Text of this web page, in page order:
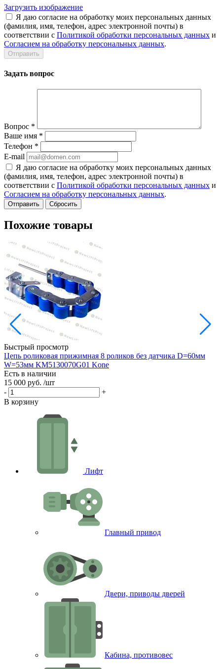
Загрузить изображение
Я даю согласие на обработку моих персональных данных
(фамилия, имя, телефон, адрес электронной почты) в
соответствии с Политикой обработки персональных данных и
Согласием на обработку персональных данных.
Задать вопрос
Вопрос *
Ваше имя *
Телефон *
E-mail
Я даю согласие на обработку моих персональных данных
(фамилия, имя, телефон, адрес электронной почты) в
соответствии с Политикой обработки персональных данных и
Согласием на обработку персональных данных.
Сбросить
Похожие товары
Быстрый просмотр
Цепь роликовая прижимная 8 роликов без датчика D=60мм
W=53мм KM5130070G01 Kone
Есть в наличии
15 000 руб. /шт
-
+
В корзину
Лифт
Главный привод
Двери, приводы дверей
Кабина, противовес